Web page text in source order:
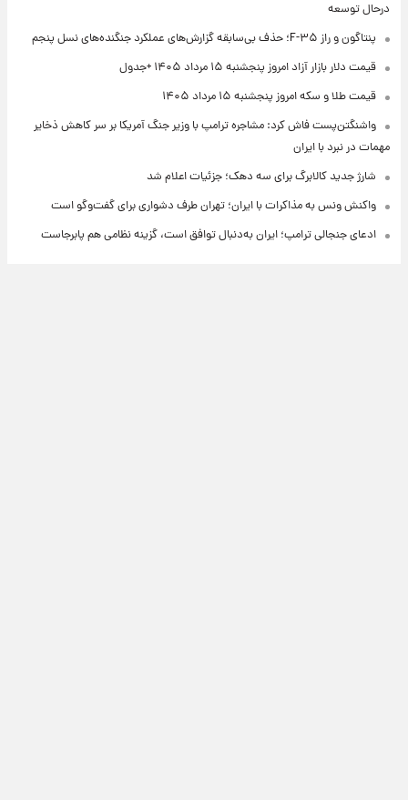
درحال توسعه
پنتاگون و راز F-۳۵؛ حذف بی‌سابقه گزارش‌های عملکرد جنگنده‌های نسل پنجم
قیمت دلار بازار آزاد امروز پنجشنبه ۱۵ مرداد ۱۴۰۵ +جدول
قیمت طلا و سکه امروز پنجشنبه ۱۵ مرداد ۱۴۰۵
واشنگتن‌پست فاش کرد: مشاجره ترامپ با وزیر جنگ آمریکا بر سر کاهش ذخایر
مهمات در نبرد با ایران
شارژ جدید کالابرگ برای سه دهک؛ جزئیات اعلام شد
واکنش ونس به مذاکرات با ایران؛ تهران طرف دشواری برای گفت‌وگو است
ادعای جنجالی ترامپ؛ ایران به‌دنبال توافق است، گزینه نظامی هم پابرجاست